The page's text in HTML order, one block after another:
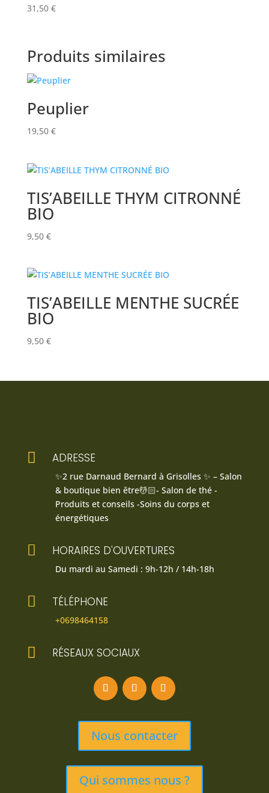
31,50 €
Produits similaires
Peuplier
19,50 €
TIS’ABEILLE THYM CITRONNÉ
BIO
9,50 €
TIS’ABEILLE MENTHE SUCRÉE
BIO
9,50 €
 ADRESSE
✨2 rue Darnaud Bernard à Grisolles ✨ – Salon
& boutique bien être💆🏻- Salon de thé -
Produits et conseils -Soins du corps et
énergétiques
 HORAIRES D'OUVERTURES
Du mardi au Samedi : 9h-12h / 14h-18h
 TÉLÉPHONE
+0698464158
 RÉSEAUX SOCIAUX
Nous contacter
Qui sommes nous ?